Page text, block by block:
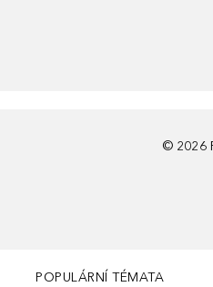
© 2026
POPULÁRNÍ TÉMATA